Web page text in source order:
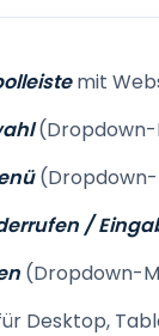
mit
(Dropdown-
(Dropdown-
/
(Dropdown-
Desktop,